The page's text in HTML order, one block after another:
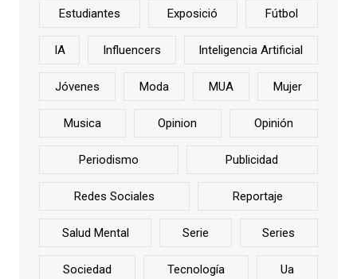
Estudiantes Exposició Fútbol
IA Influencers Inteligencia Artificial
Jóvenes Moda MUA Mujer
Musica Opinion Opinión
Periodismo Publicidad
Redes Sociales Reportaje
Salud Mental Serie Series
Sociedad Tecnología Ua